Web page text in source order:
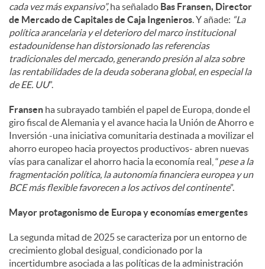
cada vez más expansivo”,ha señalado Bas Fransen, Director
de Mercado de Capitales de Caja Ingenieros . Y añade: “La
política arancelaria y el deterioro del marco institucional
estadounidense han distorsionado las referencias
tradicionales del mercado, generando presión al alza sobre
las rentabilidades de la deuda soberana global, en especial la
de EE. UU”.
Fransen ha subrayado también el papel de Europa, donde el
giro fiscal de Alemania y el avance hacia la Unión de Ahorro e
Inversión -una iniciativa comunitaria destinada a movilizar el
ahorro europeo hacia proyectos productivos- abren nuevas
vías para canalizar el ahorro hacia la economía real, “pese a la
fragmentación política, la autonomía financiera europea y un
BCE más flexible favorecen a los activos del continente”.
Mayor protagonismo de Europa y economías emergentes
La segunda mitad de 2025 se caracteriza por un entorno de
crecimiento global desigual, condicionado por la
incertidumbre asociada a las políticas de la administración